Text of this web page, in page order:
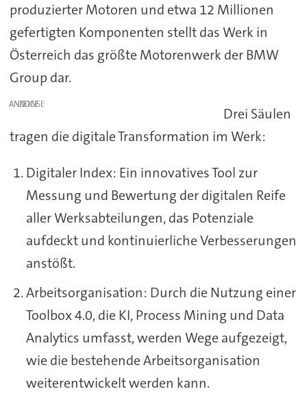
produzierter Motoren und etwa 12 Millionen
gefertigten Komponenten stellt das Werk in
Österreich das größte Motorenwerk der BMW
Group dar.
ANZEIGE
Drei Säulen
tragen die digitale Transformation im Werk:
Digitaler Index: Ein innovatives Tool zur
Messung und Bewertung der digitalen Reife
aller Werksabteilungen, das Potenziale
aufdeckt und kontinuierliche Verbesserungen
anstößt.
Arbeitsorganisation: Durch die Nutzung einer
Toolbox 4.0, die KI, Process Mining und Data
Analytics umfasst, werden Wege aufgezeigt,
wie die bestehende Arbeitsorganisation
weiterentwickelt werden kann.